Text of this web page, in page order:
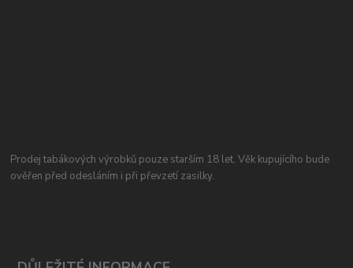
Prodej tabákových výrobků pouze starším 18 let. Věk kupujícího bude
ověřen před odesláním i při převzetí zasilky.